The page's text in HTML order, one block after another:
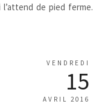
de pied ferme.
VENDREDI
15
AVRIL 2016